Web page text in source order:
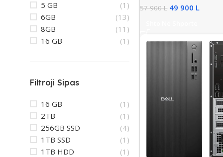
5 GB
(1)
6GB
(13)
8GB
(11)
16 GB
(1)
Filtroji Sipas
16 GB
(1)
2TB
(1)
256GB SSD
(4)
1TB SSD
(1)
1TB HDD
(1)
57 900L 49 900 L